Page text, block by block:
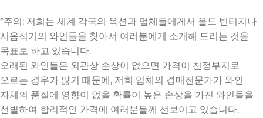
*주의: 저희는 세계 각국의 옥션과 업체들에게서 올드 빈티지나
시음적기의 와인들을 찾아서 여러분에게 소개해 드리는 것을
목표로 하고 있습니다.
오래된 와인들은 외관상 손상이 없으면 가격이 천정부지로
오르는 경우가 많기 때문에, 저희 업체의 경매전문가가 와인
자체의 품질에 영향이 없을 확률이 높은 손상을 가진 와인들을
선별하여 합리적인 가격에 여러분들께 선보이고 있습니다.